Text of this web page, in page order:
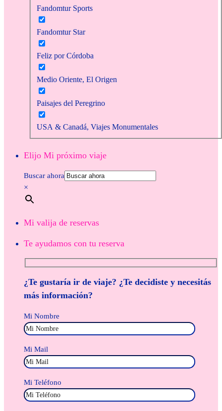
Fandomtur Sports
Fandomtur Star
Feliz por Córdoba
Medio Oriente, El Origen
Paisajes del Peregrino
USA & Canadá, Viajes Monumentales
Elijo Mi próximo viaje
Buscar ahora
×
Mi valija de reservas
Te ayudamos con tu reserva
¿Te gustaría ir de viaje? ¿Te decidiste y necesitás
más información?
Mi Nombre
Mi Mail
Mi Teléfono